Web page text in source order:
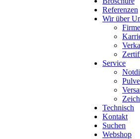
Referenzen
Wir über
Service
Technisch
Kontakt
Suchen
Webshop